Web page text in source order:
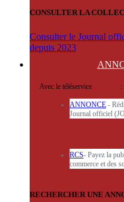
CONSULTER LA
Consulter le Journal
depuis 2023
Avec le téléservice :
ANNONCE -
Journal officiel
RCS- Payez la
commerce et des
RECHERCHER UNE